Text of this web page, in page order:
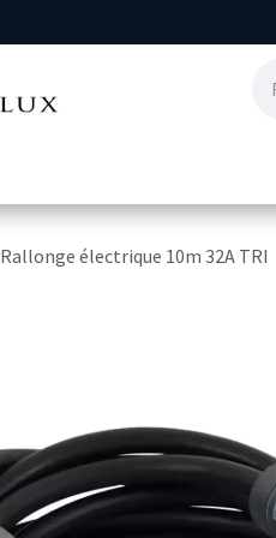
Rallonge électrique 10m 32A TRI